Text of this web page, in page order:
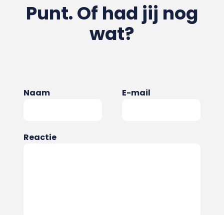
Punt. Of had jij nog
wat?
Naam E-mail
Reactie